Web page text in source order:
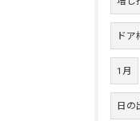
ドア
1月
日の